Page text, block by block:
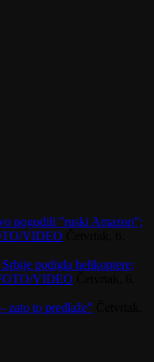
pogodili "ruski Amazon";
VIDEO
podigla helikoptere;
VIDEO
zato to predlaže"